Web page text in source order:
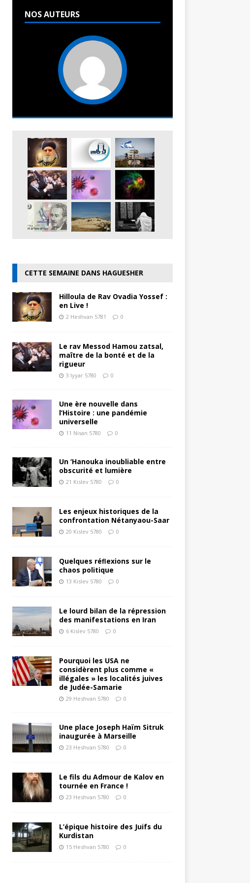
NOS AUTEURS
CETTE SEMAINE DANS HAGUESHER
Hilloula de Rav Ovadia Yossef :
en Live !
2 Heshvan 5781 0
Le rav Messod Hamou zatsal,
maître de la bonté et de la
rigueur
3 Iyyar 5780 0
Une ère nouvelle dans
l’Histoire : une pandémie
universelle
11 Nisan 5780 0
Un ‘Hanouka inoubliable entre
obscurité et lumière
21 Kislev 5780 0
Les enjeux historiques de la
confrontation Nétanyaou-Saar
20 Kislev 5780 0
Quelques réﬂexions sur le
chaos politique
13 Kislev 5780 0
Le lourd bilan de la répression
des manifestations en Iran
6 Kislev 5780 0
Pourquoi les USA ne
considèrent plus comme «
illégales » les localités juives
de Judée-Samarie
29 Heshvan 5780 0
Une place Joseph Haïm Sitruk
inaugurée à Marseille
23 Heshvan 5780 0
Le fils du Admour de Kalov en
tournée en France !
23 Heshvan 5780 0
L’épique histoire des Juifs du
Kurdistan
15 Heshvan 5780 0